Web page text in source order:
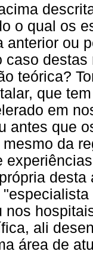
o qual os
anterior ou
caso
teórica?
que
em
antes que
da
nos
ali
área de